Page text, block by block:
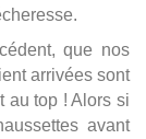
que nos
arrivées sont
au top ! Alors si
avant